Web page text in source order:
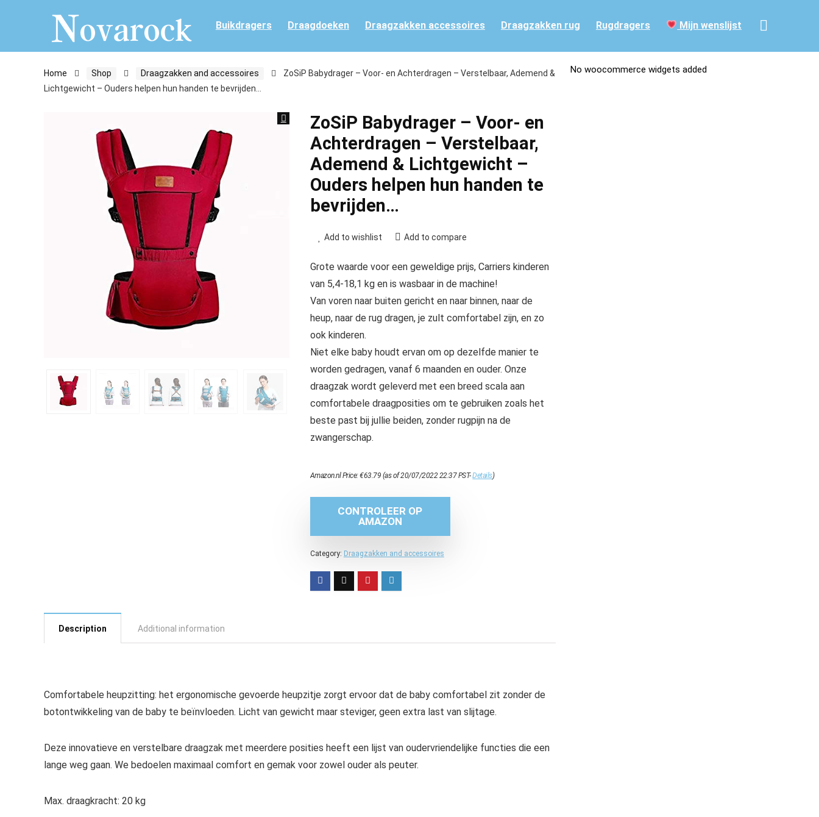
Buikdragers Draagdoeken Draagzakken accessoires Draagzakken rug Rugdragers Mijn wenslijst
Home Shop Draagzakken and accessoires
ZoSiP Babydrager – Voor- en Achterdragen – Verstelbaar, Ademend &
Lichtgewicht – Ouders helpen hun handen te bevrijden…
ZoSiP Babydrager – Voor- en
Achterdragen – Verstelbaar,
Ademend & Lichtgewicht –
Ouders helpen hun handen te
bevrijden…
Add to wishlist Add to compare
Grote waarde voor een geweldige prijs, Carriers kinderen
van 5,4-18,1 kg en is wasbaar in de machine!
Van voren naar buiten gericht en naar binnen, naar de
heup, naar de rug dragen, je zult comfortabel zijn, en zo
ook kinderen.
Niet elke baby houdt ervan om op dezelfde manier te
worden gedragen, vanaf 6 maanden en ouder. Onze
draagzak wordt geleverd met een breed scala aan
comfortabele draagposities om te gebruiken zoals het
beste past bij jullie beiden, zonder rugpijn na de
zwangerschap.
Amazon.nl Price:€63.79 (as of 20/07/2022 22:37 PST-Details)
CONTROLEER OP
AMAZON
Category: Draagzakken and accessoires
Description Additional information
Comfortabele heupzitting: het ergonomische gevoerde heupzitje zorgt ervoor dat de baby comfortabel zit zonder de
botontwikkeling van de baby te beïnvloeden. Licht van gewicht maar steviger, geen extra last van slijtage.
Deze innovatieve en verstelbare draagzak met meerdere posities heeft een lijst van oudervriendelijke functies die een
lange weg gaan. We bedoelen maximaal comfort en gemak voor zowel ouder als peuter.
Max. draagkracht: 20 kg
No woocommerce widgets added